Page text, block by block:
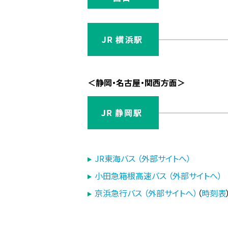
＜静岡・名古屋・関西方面＞
JR東海バス （外部サイトへ）
小田急箱根高速バス （外部サイトへ）
京浜急行バス （外部サイトへ） （時刻表